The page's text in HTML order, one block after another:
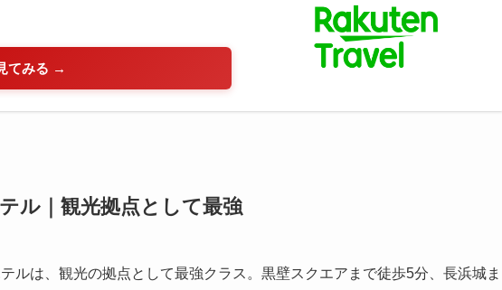
てみる →
ル｜観光拠点として最強
ルは、観光の拠点として最強クラス。黒壁スクエアまで徒歩5分、長浜城ま